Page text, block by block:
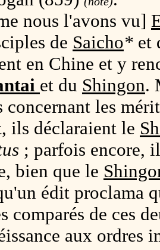
nous l'avons vu]
de Saicho* et
en Chine et y
et du Shingon.
concernant les
ils déclaraient le
; parfois encore,
bien que le
édit proclama
comparés de ces
aux ordres